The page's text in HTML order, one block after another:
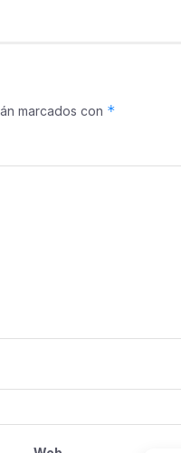
marcados con *